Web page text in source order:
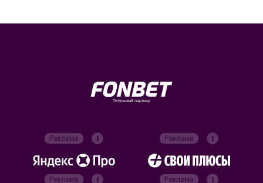
Титульный партнер
Реклама Реклама
Реклама Реклама